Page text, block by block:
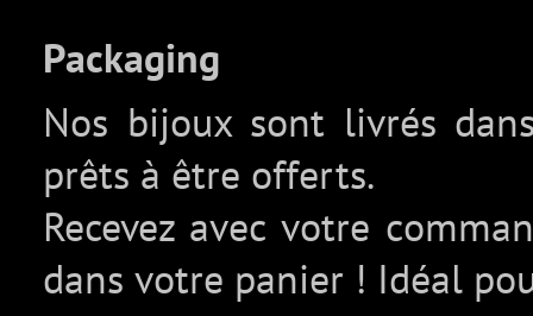
Packaging
Nos bijoux sont livrés
prêts à être offerts.
Recevez avec votre
dans votre panier ! Idéal